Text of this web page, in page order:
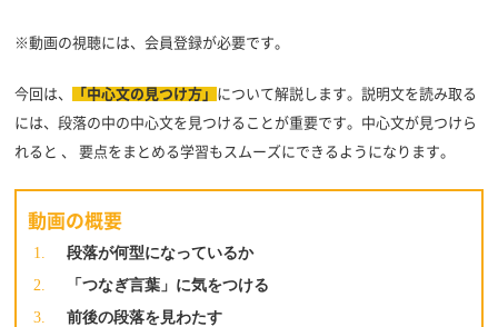
※動画の視聴には、会員登録が必要です。
今回は、 「中心文の見つけ方」 について解説します。説明文を読み取る
には、段落の中の中心文を見つけることが重要です。中心文が見つけら
れると 、 要点をまとめる学習もスムーズにできるようになります。
動画の概要
段落が何型になっているか
「つなぎ言葉」に気をつける
前後の段落を見わたす